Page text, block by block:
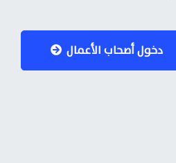
دخول أصحاب الأعمال